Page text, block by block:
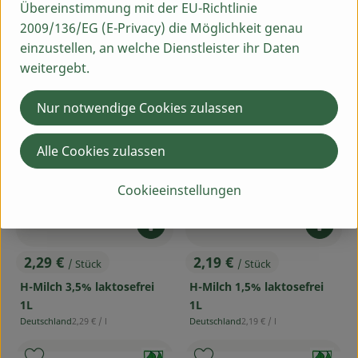
, Herkunft:
Diverse , Referenzpreis:
3,19 €/ l
Mehrweg
, Preis:
2,29 € / Stück
H-Milch 3,5% laktosefrei
1L
, Herkunft:
Deutschland, Referenzpreis:
2,29 € / l
Produkt zum Warenkorb
, Kontrollstelle:
DE-ÖKO-037
Produkt zu Favouriten hinzufügen
, Preis:
2,19 € / Stück
H-Milch 1,5% laktosefrei
1L
, Herkunft:
Deutschland, Referenzpreis:
2,19 € / l
, Kontrollstelle:
, Verband: , Verband:
Übereinstimmung mit der EU-Richtlinie
2009/136/EG (E-Privacy) die Möglichkeit genau
einzustellen, an welche Dienstleister ihr Daten
weitergebt.
Cookieeinstellungen
Nur notwendige Cookies zulassen
Alle Cookies zulassen